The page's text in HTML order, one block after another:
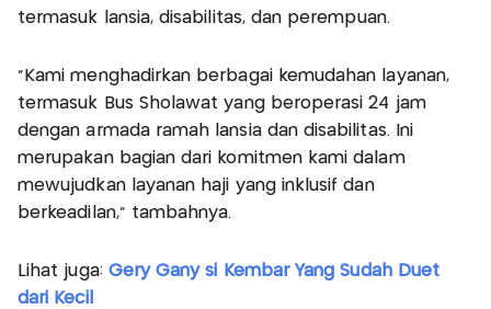
termasuk lansia, disabilitas, dan perempuan.
“Kami menghadirkan berbagai kemudahan layanan,
termasuk Bus Sholawat yang beroperasi 24 jam
dengan armada ramah lansia dan disabilitas. Ini
merupakan bagian dari komitmen kami dalam
mewujudkan layanan haji yang inklusif dan
berkeadilan,” tambahnya.
Lihat juga: Gery Gany si Kembar Yang Sudah Duet
dari Kecil